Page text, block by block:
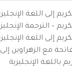
إلى اللغة
– الترجمة
إلى اللغة
مع الزهراوين إلى
باللغة الإنجليزية